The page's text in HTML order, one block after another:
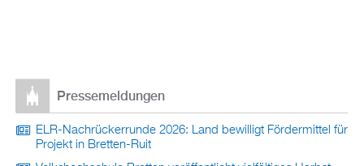
Pressemeldungen
ELR-Nachrückerrunde 2026: Land bewilligt Fördermittel für
Projekt in Bretten-Ruit